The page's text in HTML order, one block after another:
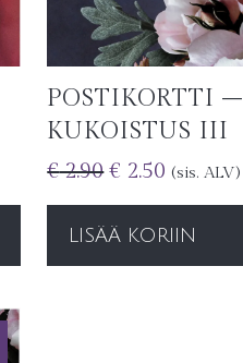
POSTIKORTTI –
KUKOISTUS III
€2.90 € 2.50 (sis. ALV)
LISÄÄ KORIIN